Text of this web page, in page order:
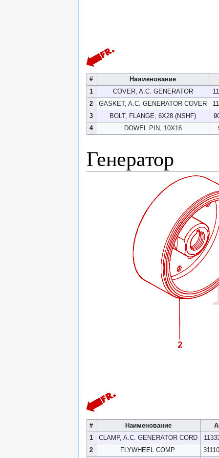
#
Наименование
1
COVER, A.C. GENERATOR
2
GASKET, A.C. GENERATOR COVER
3
BOLT, FLANGE, 6X28 (NSHF)
4
DOWEL PIN, 10X16
Генератор
# Наименование
1
CLAMP, A.C. GENERATOR CORD
2
FLYWHEEL COMP.